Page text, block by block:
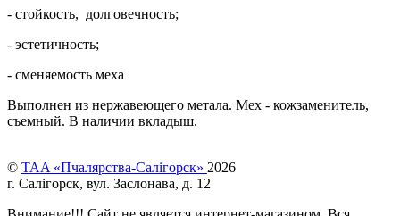
- стойкость, долговечность;
- эстетичность;
- сменяемость меха
Выполнен из нержавеющего метала. Мех - кожзаменитель,
съемный. В наличии вкладыш.
© TAA «Пчалярства-Салігорск» 2026
г. Салігорск, вул. Заслонава, д. 12